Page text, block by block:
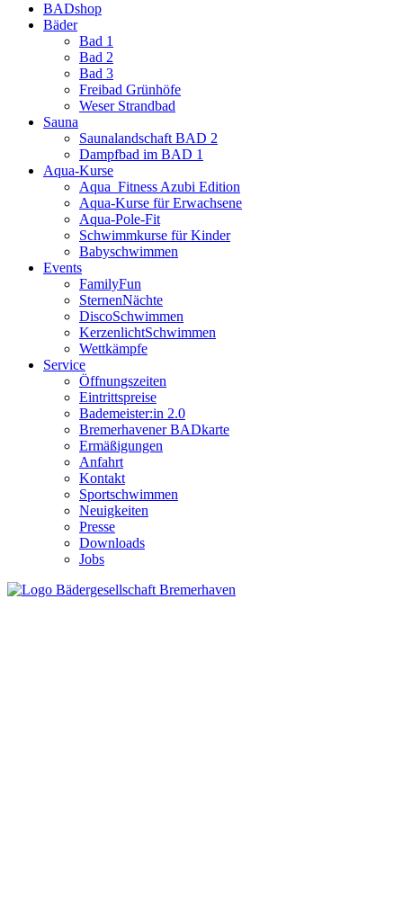
BADshop
Bäder
Bad 1
Bad 2
Bad 3
Freibad Grünhöfe
Weser Strandbad
Sauna
Saunalandschaft BAD 2
Dampfbad im BAD 1
Aqua-Kurse
Aqua_Fitness Azubi Edition
Aqua-Kurse für Erwachsene
Aqua-Pole-Fit
Schwimmkurse für Kinder
Babyschwimmen
Events
FamilyFun
SternenNächte
DiscoSchwimmen
KerzenlichtSchwimmen
Wettkämpfe
Service
Öffnungszeiten
Eintrittspreise
Bademeister:in 2.0
Bremerhavener BADkarte
Ermäßigungen
Anfahrt
Kontakt
Sportschwimmen
Neuigkeiten
Presse
Downloads
Jobs